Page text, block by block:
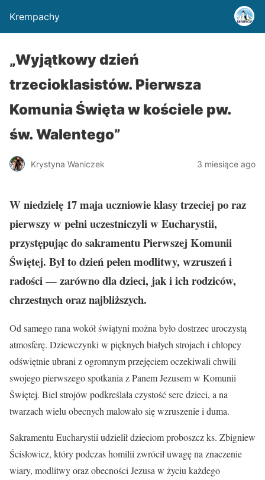
Krempachy
„Wyjątkowy dzień
trzecioklasistów. Pierwsza
Komunia Święta w kościele pw.
św. Walentego”
Krystyna Waniczek 3 miesiące ago
W niedzielę 17 maja uczniowie klasy trzeciej po raz
pierwszy w pełni uczestniczyli w Eucharystii,
przystępując do sakramentu Pierwszej Komunii
Świętej. Był to dzień pełen modlitwy, wzruszeń i
radości — zarówno dla dzieci, jak i ich rodziców,
chrzestnych oraz najbliższych.
Od samego rana wokół świątyni można było dostrzec uroczystą
atmosferę. Dziewczynki w pięknych białych strojach i chłopcy
odświętnie ubrani z ogromnym przejęciem oczekiwali chwili
swojego pierwszego spotkania z Panem Jezusem w Komunii
Świętej. Biel strojów podkreślała czystość serc dzieci, a na
twarzach wielu obecnych malowało się wzruszenie i duma.
Sakramentu Eucharystii udzielił dzieciom proboszcz ks. Zbigniew
Ścisłowicz, który podczas homilii zwrócił uwagę na znaczenie
wiary, modlitwy oraz obecności Jezusa w życiu każdego